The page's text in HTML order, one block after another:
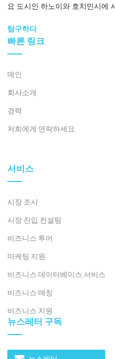
요 도시인 하노이와 호치민시에
탐구하다
빠른 링크
메인
회사소개
경력
저희에게 연락하세요
서비스
시장 조사
시장 진입 컨설팅
비즈니스 투어
마케팅 지원
비즈니스 데이터베이스 서비스
비즈니스 매칭
비즈니스 지원
뉴스레터 구독